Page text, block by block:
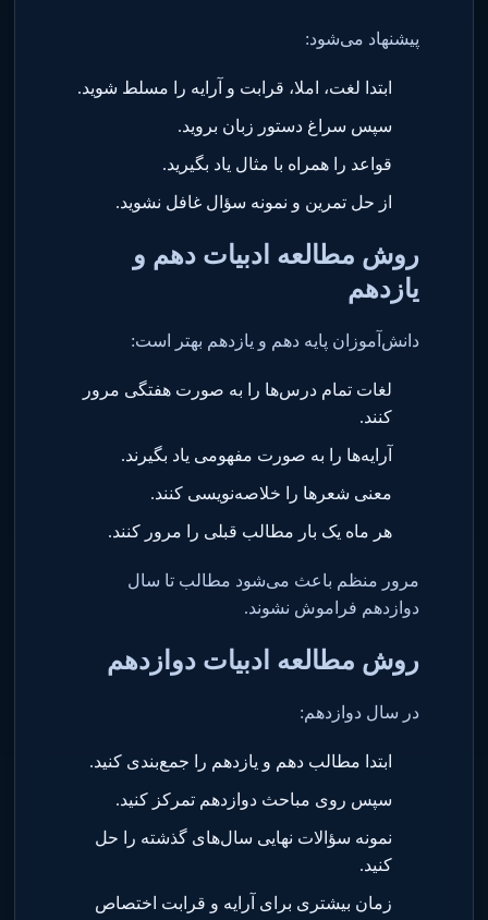
پیشنهاد می‌شود:
ابتدا لغت، املا، قرابت و آرایه را مسلط شوید.
سپس سراغ دستور زبان بروید.
قواعد را همراه با مثال یاد بگیرید.
از حل تمرین و نمونه سؤال غافل نشوید.
روش مطالعه ادبیات دهم و
یازدهم
دانش‌آموزان پایه دهم و یازدهم بهتر است:
لغات تمام درس‌ها را به صورت هفتگی مرور
کنند.
آرایه‌ها را به صورت مفهومی یاد بگیرند.
معنی شعرها را خلاصه‌نویسی کنند.
هر ماه یک بار مطالب قبلی را مرور کنند.
مرور منظم باعث می‌شود مطالب تا سال
دوازدهم فراموش نشوند.
روش مطالعه ادبیات دوازدهم
در سال دوازدهم:
ابتدا مطالب دهم و یازدهم را جمع‌بندی کنید.
سپس روی مباحث دوازدهم تمرکز کنید.
نمونه سؤالات نهایی سال‌های گذشته را حل
کنید.
زمان بیشتری برای آرایه و قرابت اختصاص